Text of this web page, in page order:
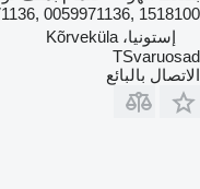
0059971136, 1518100
إستونيا، Kõrveküla
TSvaruosad
الاتصال بالبائع